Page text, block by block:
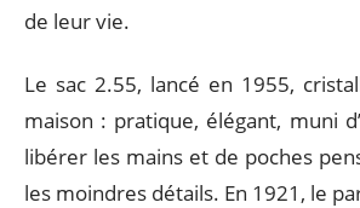
de leur vie.
Le sac 2.55, lancé en 1955,
maison : pratique, élégant, muni
libérer les mains et de poches
les moindres détails. En 1921, le